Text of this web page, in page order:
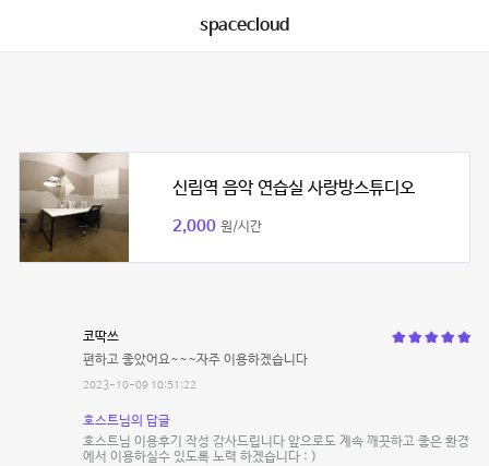
spacecloud
신림역 음악 연습실 사랑방스튜디오
2,000 원/시간
코딱쓰
편하고 좋았어요~~~자주 이용하겠습니다
2023-10-09 10:51:22
호스트님의 답글
호스트님 이용후기 작성 감사드립니다 앞으로도 계속 깨끗하고 좋은 환경
에서 이용하실수 있도록 노력 하겠습니다 : )